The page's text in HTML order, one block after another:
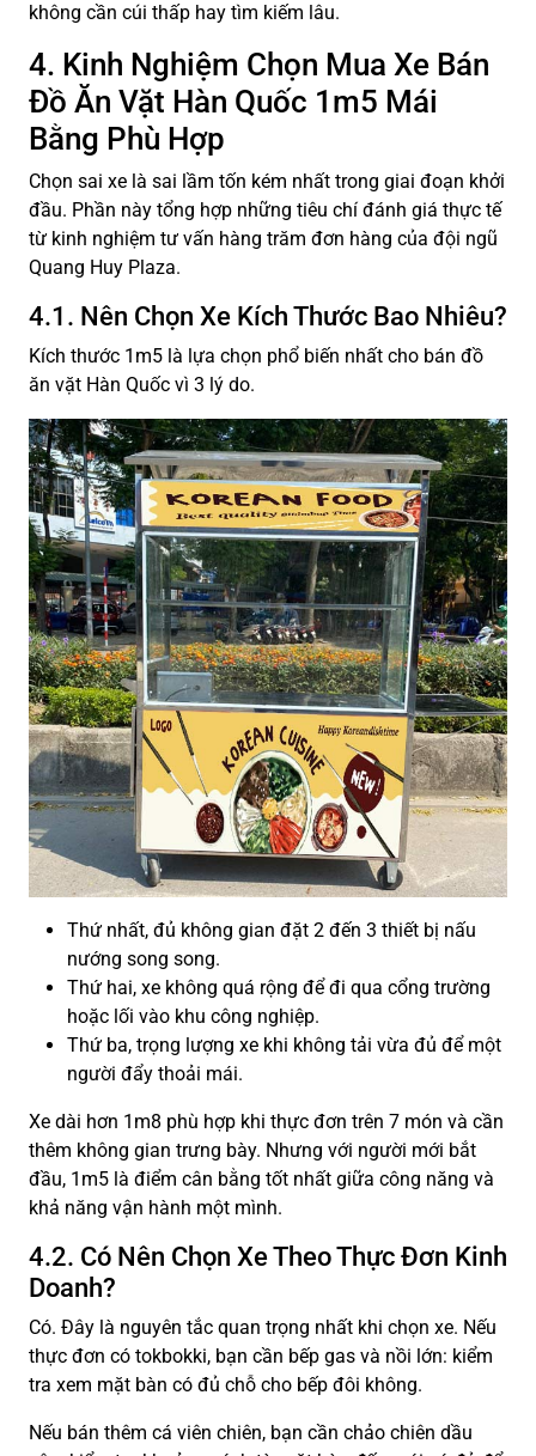
không cần cúi thấp hay tìm kiếm lâu.
4. Kinh Nghiệm Chọn Mua Xe Bán
Đồ Ăn Vặt Hàn Quốc 1m5 Mái
Bằng Phù Hợp
Chọn sai xe là sai lầm tốn kém nhất trong giai đoạn khởi
đầu. Phần này tổng hợp những tiêu chí đánh giá thực tế
từ kinh nghiệm tư vấn hàng trăm đơn hàng của đội ngũ
Quang Huy Plaza.
4.1. Nên Chọn Xe Kích Thước Bao Nhiêu?
Kích thước 1m5 là lựa chọn phổ biến nhất cho bán đồ
ăn vặt Hàn Quốc vì 3 lý do.
Thứ nhất, đủ không gian đặt 2 đến 3 thiết bị nấu
nướng song song.
Thứ hai, xe không quá rộng để đi qua cổng trường
hoặc lối vào khu công nghiệp.
Thứ ba, trọng lượng xe khi không tải vừa đủ để một
người đẩy thoải mái.
Xe dài hơn 1m8 phù hợp khi thực đơn trên 7 món và cần
thêm không gian trưng bày. Nhưng với người mới bắt
đầu, 1m5 là điểm cân bằng tốt nhất giữa công năng và
khả năng vận hành một mình.
4.2. Có Nên Chọn Xe Theo Thực Đơn Kinh
Doanh?
Có. Đây là nguyên tắc quan trọng nhất khi chọn xe. Nếu
thực đơn có tokbokki, bạn cần bếp gas và nồi lớn: kiểm
tra xem mặt bàn có đủ chỗ cho bếp đôi không.
Nếu bán thêm cá viên chiên, bạn cần chảo chiên dầu